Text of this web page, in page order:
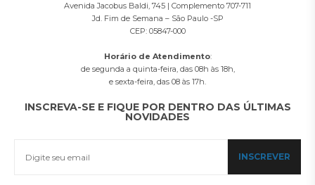
Avenida Jacobus Baldi, 745 | Complemento 707-711
Jd. Fim de Semana – São Paulo -SP
CEP: 05847-000
Horário de Atendimento:
de segunda a quinta-feira, das 08h às 18h,
e sexta-feira, das 08 às 17h.
INSCREVA-SE E FIQUE POR DENTRO DAS ÚLTIMAS
NOVIDADES
INSCREVER